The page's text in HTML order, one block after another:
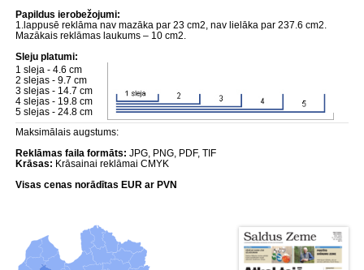
Papildus ierobežojumi:
1.lappusē reklāma nav mazāka par 23 cm2, nav lielāka par 237.6 cm2.
Mazākais reklāmas laukums – 10 cm2.
Sleju platumi:
1 sleja - 4.6 cm
2 slejas - 9.7 cm
3 slejas - 14.7 cm
4 slejas - 19.8 cm
5 slejas - 24.8 cm
Maksimālais augstums:
Reklāmas faila formāts: JPG, PNG, PDF, TIF
Krāsas: Krāsainai reklāmai CMYK
Visas cenas norādītas EUR ar PVN